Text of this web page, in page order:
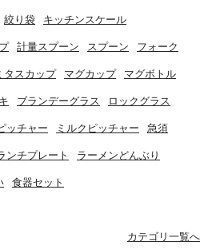
絞り袋 キッチンスケール
計量スプーン スプーン フォーク
タスカップ マグカップ マグボトル
ブランデーグラス ロックグラス
ッチャー ミルクピッチャー 急須
ンチプレート ラーメンどんぶり
食器セット
カテゴリ一覧へ